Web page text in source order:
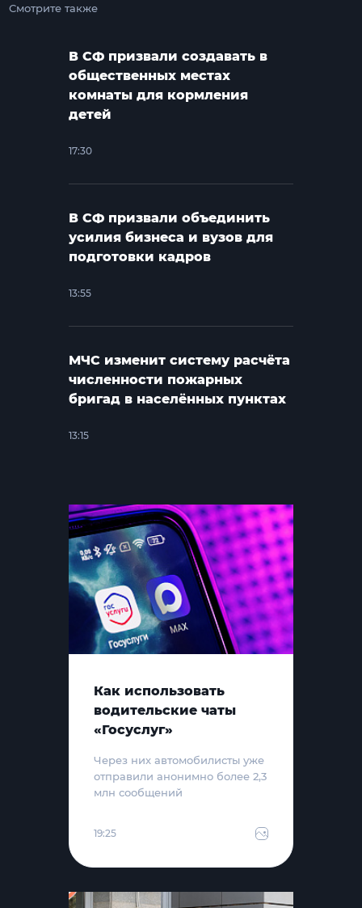
Смотрите также
В СФ призвали создавать в
общественных местах
комнаты для кормления
детей
17:30
В СФ призвали объединить
усилия бизнеса и вузов для
подготовки кадров
13:55
МЧС изменит систему расчёта
численности пожарных
бригад в населённых пунктах
13:15
Как использовать
водительские чаты
«Госуслуг»
Через них автомобилисты уже
отправили анонимно более 2,3
млн сообщений
19:25